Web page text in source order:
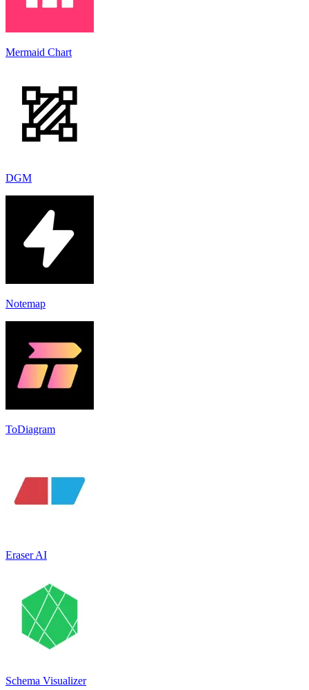
Mermaid Chart
DGM
Notemap
ToDiagram
Eraser AI
Schema Visualizer